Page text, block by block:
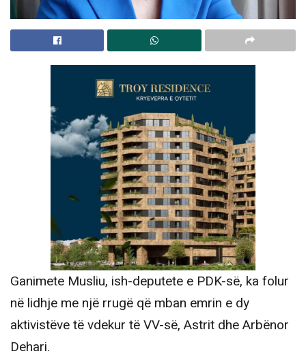
Ganimete Musliu, ish-deputete e PDK-së, ka folur
në lidhje me një rrugë që mban emrin e dy
aktivistëve të vdekur të VV-së, Astrit dhe Arbënor
Dehari.